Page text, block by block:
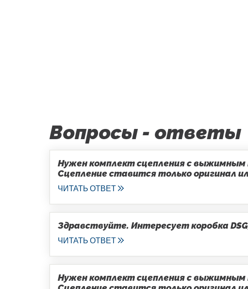
Вопросы - ответы
Нужен комплект сцепления с выжимным
Сцепление ставится только оригинал
ЧИТАТЬ ОТВЕТ
Здравствуйте. Интересует коробка
ЧИТАТЬ ОТВЕТ
Нужен комплект сцепления с выжимным